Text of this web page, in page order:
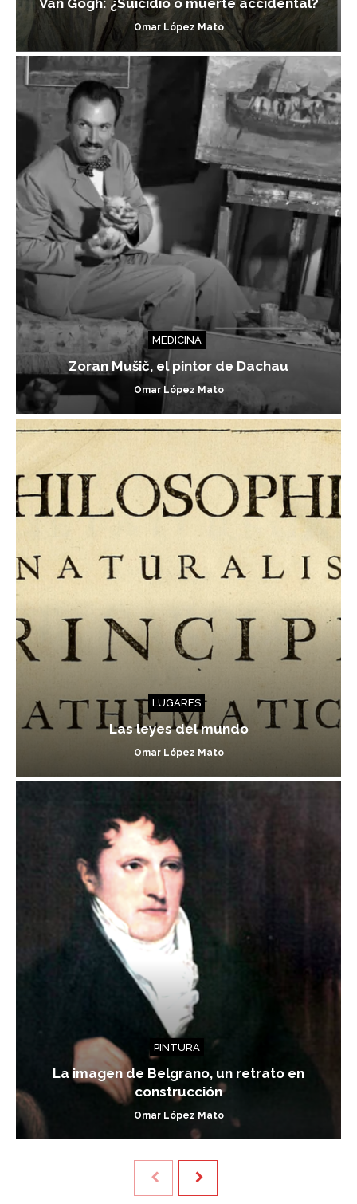
Van Gogh: ¿Suicidio o muerte accidental?
Omar López Mato
MEDICINA
Zoran Mušič, el pintor de Dachau
Omar López Mato
LUGARES
Las leyes del mundo
Omar López Mato
PINTURA
La imagen de Belgrano, un retrato en
construcción
Omar López Mato